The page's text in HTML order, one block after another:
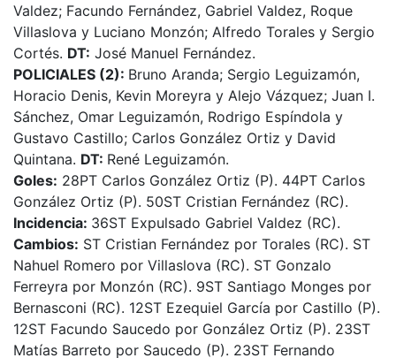
Valdez; Facundo Fernández, Gabriel Valdez, Roque
Villaslova y Luciano Monzón; Alfredo Torales y Sergio
Cortés. DT: José Manuel Fernández.
POLICIALES (2): Bruno Aranda; Sergio Leguizamón,
Horacio Denis, Kevin Moreyra y Alejo Vázquez; Juan I.
Sánchez, Omar Leguizamón, Rodrigo Espíndola y
Gustavo Castillo; Carlos González Ortiz y David
Quintana. DT: René Leguizamón.
Goles: 28PT Carlos González Ortiz (P). 44PT Carlos
González Ortiz (P). 50ST Cristian Fernández (RC).
Incidencia: 36ST Expulsado Gabriel Valdez (RC).
Cambios: ST Cristian Fernández por Torales (RC). ST
Nahuel Romero por Villaslova (RC). ST Gonzalo
Ferreyra por Monzón (RC). 9ST Santiago Monges por
Bernasconi (RC). 12ST Ezequiel García por Castillo (P).
12ST Facundo Saucedo por González Ortiz (P). 23ST
Matías Barreto por Saucedo (P). 23ST Fernando